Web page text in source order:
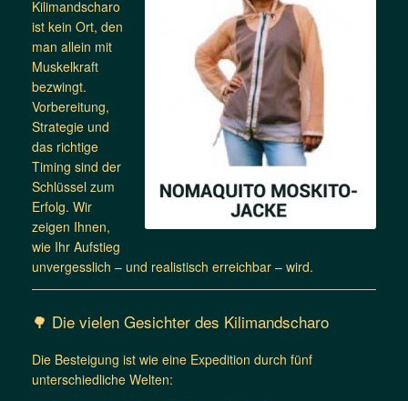
Kilimandscharo
ist kein Ort, den
man allein mit
Muskelkraft
bezwingt.
Vorbereitung,
Strategie und
das richtige
Timing sind der
Schlüssel zum
Erfolg. Wir
zeigen Ihnen,
wie Ihr Aufstieg
unvergesslich – und realistisch erreichbar – wird.
🌳 Die vielen Gesichter des Kilimandscharo
Die Besteigung ist wie eine Expedition durch fünf
unterschiedliche Welten: